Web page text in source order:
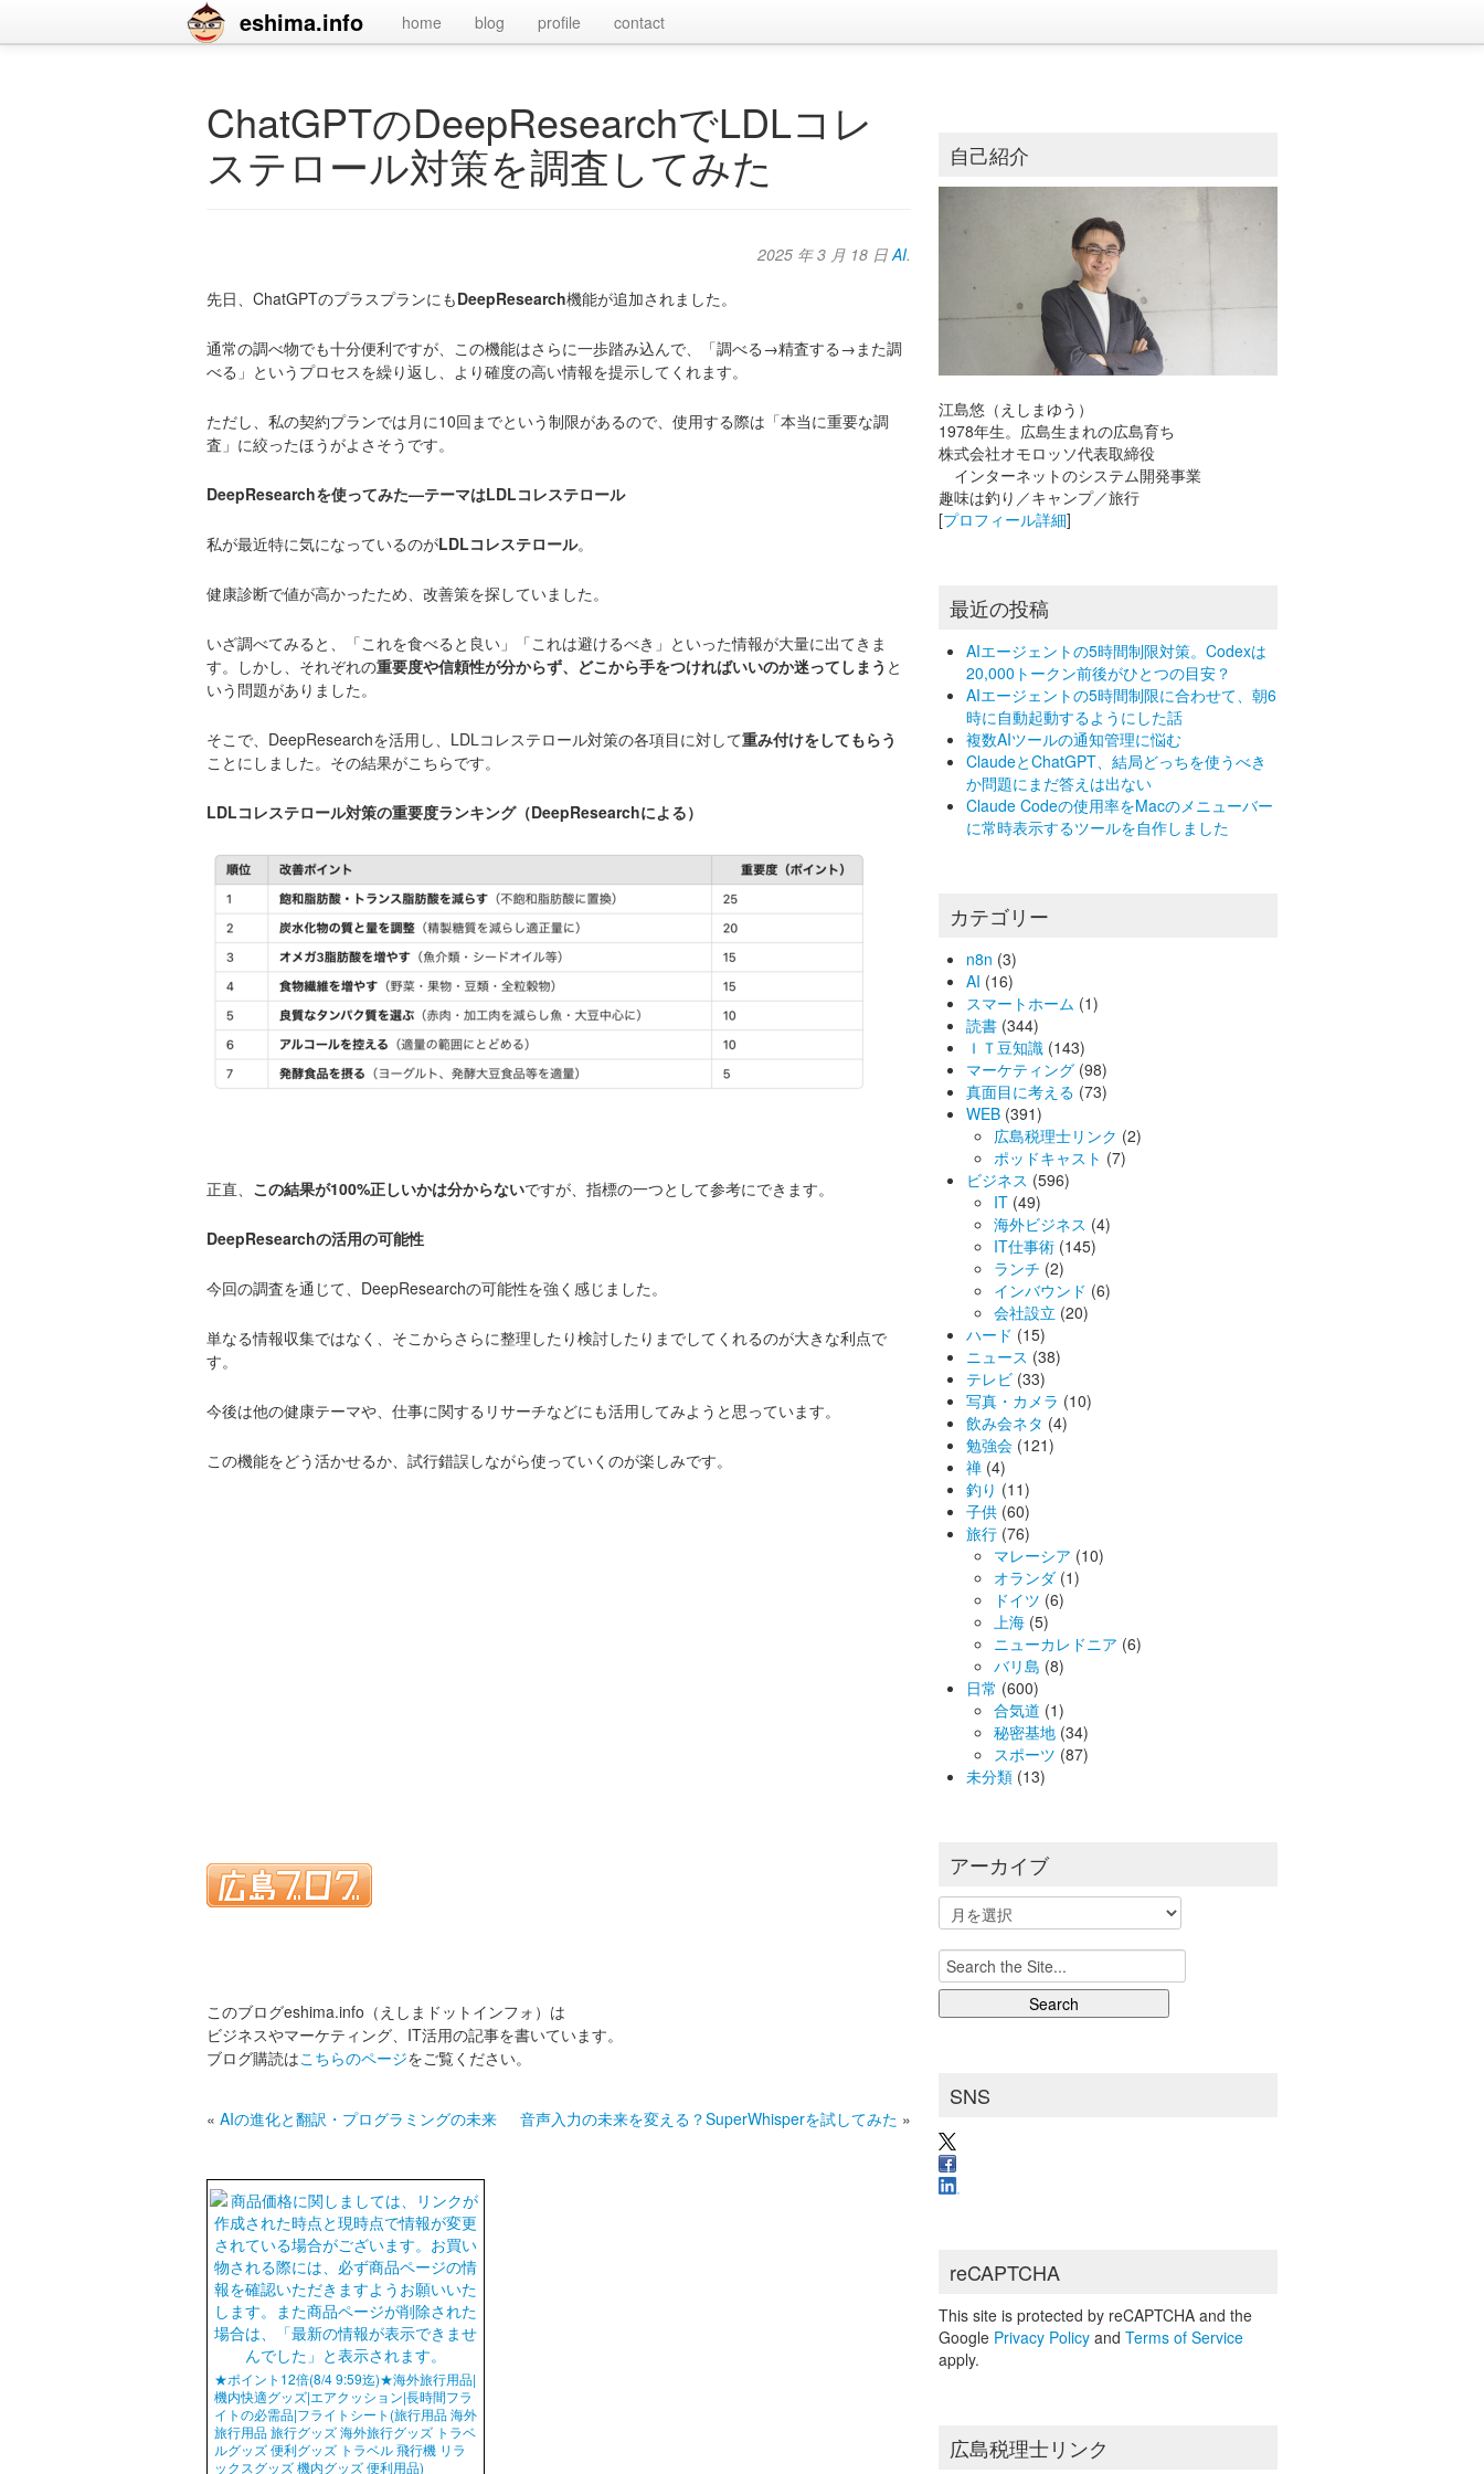
eshima.info home blog profile contact
ChatGPTのDeepResearchでLDLコレ
ステロール対策を調査してみた
2025 年 3 月 18 日 AI.
先日、ChatGPTのプラスプランにもDeepResearch機能が追加されました。
通常の調べ物でも十分便利ですが、この機能はさらに一歩踏み込んで、「調べる→精査する→また調
べる」というプロセスを繰り返し、より確度の高い情報を提示してくれます。
ただし、私の契約プランでは月に10回までという制限があるので、使用する際は「本当に重要な調
査」に絞ったほうがよさそうです。
DeepResearchを使ってみた—テーマはLDLコレステロール
私が最近特に気になっているのがLDLコレステロール。
健康診断で値が高かったため、改善策を探していました。
いざ調べてみると、「これを食べると良い」「これは避けるべき」といった情報が大量に出てきま
す。しかし、それぞれの重要度や信頼性が分からず、どこから手をつければいいのか迷ってしまう と
いう問題がありました。
そこで、DeepResearchを活用し、LDLコレステロール対策の各項目に対して重み付けをしてもらう
ことにしました。その結果がこちらです。
LDLコレステロール対策の重要度ランキング（DeepResearchによる）
正直、 この結果が100%正しいかは分からないですが、指標の一つとして参考にできます。
DeepResearchの活用の可能性
今回の調査を通じて、DeepResearchの可能性を強く感じました。
単なる情報収集ではなく、そこからさらに整理したり検討したりまでしてくれるのが大きな利点で
す。
今後は他の健康テーマや、仕事に関するリサーチなどにも活用してみようと思っています。
この機能をどう活かせるか、試行錯誤しながら使っていくのが楽しみです。
このブログeshima.info（えしまドットインフォ）は
ビジネスやマーケティング、IT活用の記事を書いています。
ブログ購読はこちらのページをご覧ください。
« AIの進化と翻訳・プログラミングの未来 音声入力の未来を変える？SuperWhisperを試してみた »
★ポイント12倍(8/4 9:59迄)★海外旅行用品|
機内快適グッズ|エアクッション|長時間フラ
イトの必需品|フライトシート(旅行用品 海外
旅行用品 旅行グッズ 海外旅行グッズ トラベ
ルグッズ 便利グッズ トラベル 飛行機 リラ
ックスグッズ 機内グッズ 便利用品)
自己紹介
江島悠（えしまゆう）
1978年生。広島生まれの広島育ち
株式会社オモロッソ代表取締役
インターネットのシステム開発事業
趣味は釣り／キャンプ／旅行
[プロフィール詳細]
最近の投稿
AIエージェントの5時間制限対策。Codexは
20,000トークン前後がひとつの目安？
AIエージェントの5時間制限に合わせて、朝6
時に自動起動するようにした話
複数AIツールの通知管理に悩む
ClaudeとChatGPT、結局どっちを使うべき
か問題にまだ答えは出ない
Claude Codeの使用率をMacのメニューバー
に常時表示するツールを自作しました
カテゴリー
n8n (3)
AI (16)
スマートホーム (1)
読書 (344)
ＩＴ豆知識 (143)
マーケティング (98)
真面目に考える (73)
WEB (391)
広島税理士リンク (2)
ポッドキャスト (7)
ビジネス (596)
IT (49)
海外ビジネス (4)
IT仕事術 (145)
ランチ (2)
インバウンド (6)
会社設立 (20)
ハード (15)
ニュース (38)
テレビ (33)
写真・カメラ (10)
飲み会ネタ (4)
勉強会 (121)
禅 (4)
釣り (11)
子供 (60)
旅行 (76)
マレーシア (10)
オランダ (1)
ドイツ (6)
上海 (5)
ニューカレドニア (6)
バリ島 (8)
日常 (600)
合気道 (1)
秘密基地 (34)
スポーツ (87)
未分類 (13)
アーカイブ
ー
カ
イ
ブ
Search
for:
SNS
reCAPTCHA
This site is protected by reCAPTCHA and the
Google Privacy Policy andTerms of Service
apply.
広島税理士リンク